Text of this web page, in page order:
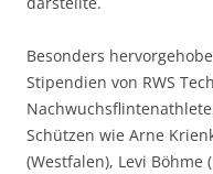
Besonders
Stipendien von RWS
Schützen wie Arne
(Westfalen), Levi Böhme